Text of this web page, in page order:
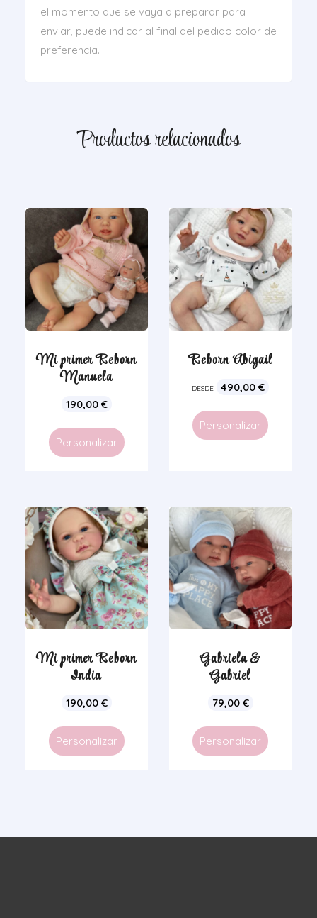
el momento que se vaya a preparar para
enviar, puede indicar al final del pedido color de
preferencia.
Productos relacionados
Mi primer Reborn
Manuela
190,00 €
Personalizar
Reborn Abigail
DESDE 490,00€
Personalizar
Mi primer Reborn
India
190,00 €
Personalizar
Gabriela &
Gabriel
79,00 €
Personalizar